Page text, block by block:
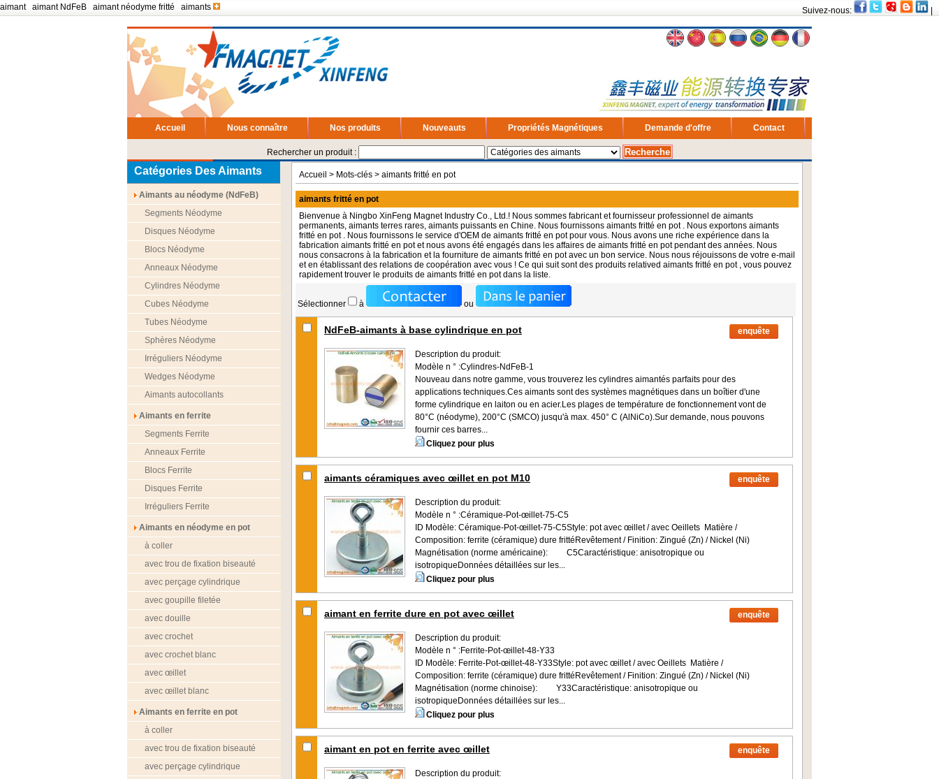
aimant aimant NdFeB aimant néodyme fritté aimants Suivez-nous:
Accueil Nous connaître Nos produits Nouveauts Propriétés Magnétiques Demande d'offre Contact
Rechercher un produit :
Catégories Des Aimants
Aimants au néodyme (NdFeB)
Segments Néodyme
Disques Néodyme
Blocs Néodyme
Anneaux Néodyme
Cylindres Néodyme
Cubes Néodyme
Tubes Néodyme
Sphères Néodyme
Irréguliers Néodyme
Wedges Néodyme
Aimants autocollants
Aimants en ferrite
Segments Ferrite
Anneaux Ferrite
Blocs Ferrite
Disques Ferrite
Irréguliers Ferrite
Aimants en néodyme en pot
à coller
avec trou de fixation biseauté
avec perçage cylindrique
avec goupille filetée
avec douille
avec crochet
avec crochet blanc
avec œillet
avec œillet blanc
Aimants en ferrite en pot
à coller
avec trou de fixation biseauté
avec perçage cylindrique
Accueil > Mots-clés > aimants fritté en pot
aimants fritté en pot
Bienvenue à Ningbo XinFeng Magnet Industry Co., Ltd.! Nous sommes fabricant et fournisseur professionnel de aimants
permanents, aimants terres rares, aimants puissants en Chine. Nous fournissons aimants fritté en pot. Nous exportons aimants
fritté en pot. Nous fournissons le service d'OEM de aimants fritté en potpour vous. Nous avons une riche expérience dans la
fabrication aimants fritté en potet nous avons été engagés dans les affaires de aimants fritté en potpendant des années. Nous
nous consacrons à la fabrication et la fourniture de aimants fritté en potavec un bon service. Nous nous réjouissons de votre e-mail
et en établissant des relations de coopération avec vous ! Ce qui suit sont des produits relatived aimants fritté en pot, vous pouvez
rapidement trouver le produits de aimants fritté en potdans la liste.
Sélectionner à ou
NdFeB-aimants à base cylindrique en pot enquête
Description du produit:
Modèle n ° :Cylindres-NdFeB-1
Nouveau dans notre gamme, vous trouverez les cylindres aimantés parfaits pour des
applications techniques.Ces aimants sont des systèmes magnétiques dans un boîtier d'une
forme cylindrique en laiton ou en acier.Les plages de température de fonctionnement vont de
80°C (néodyme), 200°C (SMCO) jusqu'à max. 450° C (AlNiCo).Sur demande, nous pouvons
fournir ces barres...
Cliquez pour plus
aimants céramiques avec œillet en pot M10 enquête
Description du produit:
Modèle n ° :Céramique-Pot-œillet-75-C5
ID Modèle: Céramique-Pot-œillet-75-C5Style: pot avec œillet / avec Oeillets Matière /
Composition: ferrite (céramique) dure frittéRevêtement / Finition: Zingué (Zn) / Nickel (Ni)
Magnétisation (norme américaine): C5Caractéristique: anisotropique ou
isotropiqueDonnées détaillées sur les...
Cliquez pour plus
aimant en ferrite dure en pot avec œillet enquête
Description du produit:
Modèle n ° :Ferrite-Pot-œillet-48-Y33
ID Modèle: Ferrite-Pot-œillet-48-Y33Style: pot avec œillet / avec Oeillets Matière /
Composition: ferrite (céramique) dure frittéRevêtement / Finition: Zingué (Zn) / Nickel (Ni)
Magnétisation (norme chinoise): Y33Caractéristique: anisotropique ou
isotropiqueDonnées détaillées sur les...
Cliquez pour plus
aimant en pot en ferrite avec œillet enquête
Description du produit: